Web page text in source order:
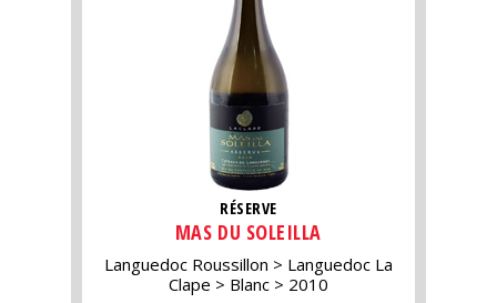
RÉSERVE
MAS DU SOLEILLA
Languedoc Roussillon
Languedoc La
Clape
Blanc 2010